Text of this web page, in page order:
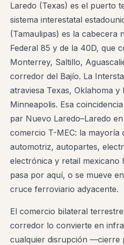
Laredo (Texas) es el puerto
sistema interestatal
(Tamaulipas) es la cabecera
Federal 85 y de la 40D, que
Monterrey, Saltillo,
corredor del Bajío. La
atraviesa Texas, Oklahoma y
Minneapolis. Esa
par Nuevo Laredo–Laredo
comercio T-MEC: la mayoría
automotriz, autopartes,
electrónica y retail mexicano
pasa por aquí, o se mueve
cruce ferroviario adyacente.
El comercio bilateral
corredor lo convierte en
cualquier disrupción —cierre